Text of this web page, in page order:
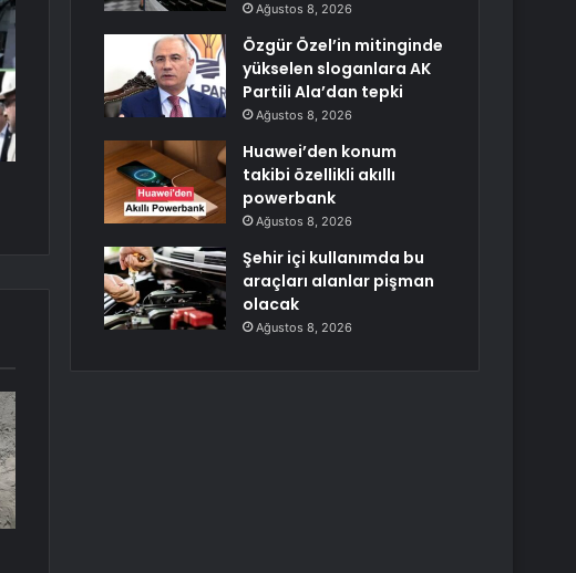
Ağustos 8, 2026
Özgür Özel’in mitinginde
yükselen sloganlara AK
Partili Ala’dan tepki
Ağustos 8, 2026
Huawei’den konum
takibi özellikli akıllı
powerbank
Ağustos 8, 2026
Şehir içi kullanımda bu
araçları alanlar pişman
olacak
Ağustos 8, 2026